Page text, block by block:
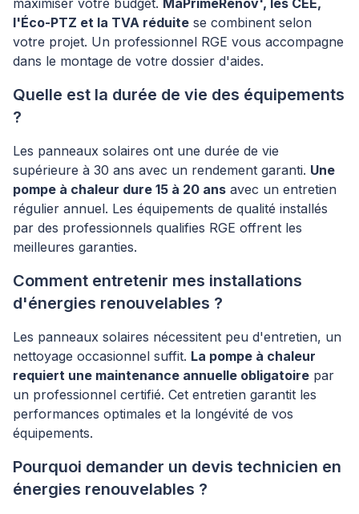
maximiser votre budget. MaPrimeRénov', les CEE,
l'Éco-PTZ et la TVA réduite se combinent selon
votre projet. Un professionnel RGE vous accompagne
dans le montage de votre dossier d'aides.
Quelle est la durée de vie des équipements
?
Les panneaux solaires ont une durée de vie
supérieure à 30 ans avec un rendement garanti. Une
pompe à chaleur dure 15 à 20 ans avec un entretien
régulier annuel. Les équipements de qualité installés
par des professionnels qualifies RGE offrent les
meilleures garanties.
Comment entretenir mes installations
d'énergies renouvelables ?
Les panneaux solaires nécessitent peu d'entretien, un
nettoyage occasionnel suffit. La pompe à chaleur
requiert une maintenance annuelle obligatoire par
un professionnel certifié. Cet entretien garantit les
performances optimales et la longévité de vos
équipements.
Pourquoi demander un devis technicien en
énergies renouvelables ?